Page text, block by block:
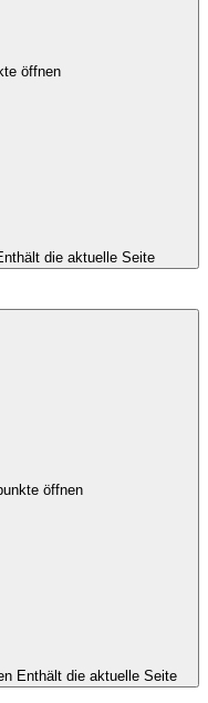
öffnen
die aktuelle Seite
öffnen
Enthält die aktuelle Seite